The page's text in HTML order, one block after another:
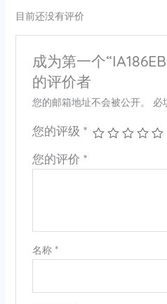
目前还没有评价
成为第一个
的评价者
您的邮箱地址不会被公开。 必
您的评级 *
您的评价 *
名称 *